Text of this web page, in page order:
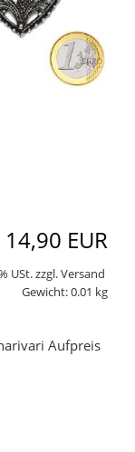
14,90 EUR
USt. zzgl. Versand
Gewicht: 0.01 kg
Aufpreis